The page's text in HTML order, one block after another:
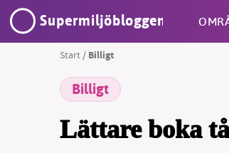
Supermiljöbloggen
Start / Billigt
Billigt
Lättare boka